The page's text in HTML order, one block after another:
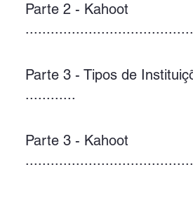
Parte 2 - Kahoot
Parte 3 - Tipos de
............
Parte 3 - Kahoot